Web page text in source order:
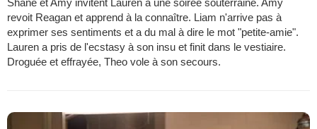
revoit Reagan et apprend à la connaître. Liam n'arrive pas à
exprimer ses sentiments et a du mal à dire le mot "petite-amie".
Lauren a pris de l'ecstasy à son insu et finit dans le vestiaire.
Droguée et effrayée, Theo vole à son secours.